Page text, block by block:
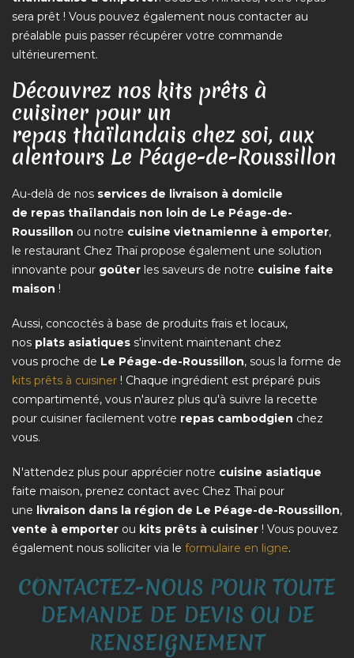
sera prêt ! Vous pouvez également nous contacter au
préalable puis passer récupérer votre commande
ultérieurement.
Découvrez nos kits prêts à
cuisiner pour un
repas thaïlandais chez soi, aux
alentours Le Péage-de-Roussillon
Au-delà de nos services de livraison à domicile
de repas thaïlandais non loin de Le Péage-de-
Roussillon ou notre cuisine vietnamienne à emporter,
le restaurant Chez Thaï propose également une solution
innovante pour goûter les saveurs de notre cuisine faite
maison !
Aussi, concoctés à base de produits frais et locaux,
nos plats asiatiques s'invitent maintenant chez
vous proche de Le Péage-de-Roussillon, sous la forme de
kits prêts à cuisiner ! Chaque ingrédient est préparé puis
compartimenté, vous n'aurez plus qu'à suivre la recette
pour cuisiner facilement votre repas cambodgien chez
vous.
N'attendez plus pour apprécier notre cuisine asiatique
faite maison, prenez contact avec Chez Thaï pour
une livraison dans la région de Le Péage-de-Roussillon,
vente à emporter ou kits prêts à cuisiner ! Vous pouvez
également nous solliciter via le formulaire en ligne.
CONTACTEZ-NOUS POUR TOUTE
DEMANDE DE DEVIS OU DE
RENSEIGNEMENT